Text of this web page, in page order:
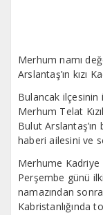
Merhum namı
Arslantaş’ın kızı
Bulancak ilçesinin
Merhum Telat
Bulut Arslantaş’ın
haberi ailesini ve
Merhume Kadriye
Perşembe günü
namazından
Kabristanlığında